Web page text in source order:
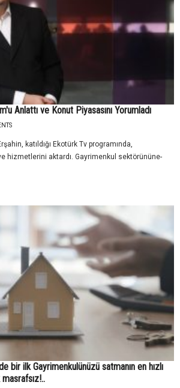
Anlattı ve Konut Piyasasını Yorumladı
katıldığı Ekotürk Tv programında,
hizmetlerini aktardı. Gayrimenkul sektörününe-
bir ilk Gayrimenkulünüzü satmanın en hızlı